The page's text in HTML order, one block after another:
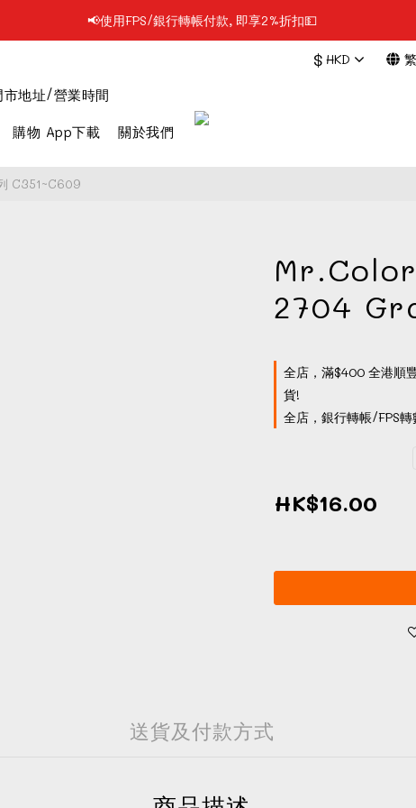
📢凡購物滿$199 順豐自提點免運費📦📦
📢使用FPS/銀行轉帳付款, 即享2%折扣💵
$ HKD
市地址/營業時間
購物 App下載 關於我們
C351~C609
2704
全店，滿$400 全港順
貨!
全店，銀行轉帳/FPS
HK$16.00
送貨及付款方式